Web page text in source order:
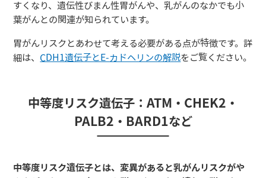
すくなり、遺伝性びまん性胃がんや、乳がんのなかでも小
葉がんとの関連が知られています。
胃がんリスクとあわせて考える必要がある点が特徴です。詳
細は、 CDH1遺伝子とE-カドヘリンの解説をご覧ください。
中等度リスク遺伝子：ATM・CHEK2・
PALB2・BARD1など
中等度リスク遺伝子とは、変異があると乳がんリスクがや